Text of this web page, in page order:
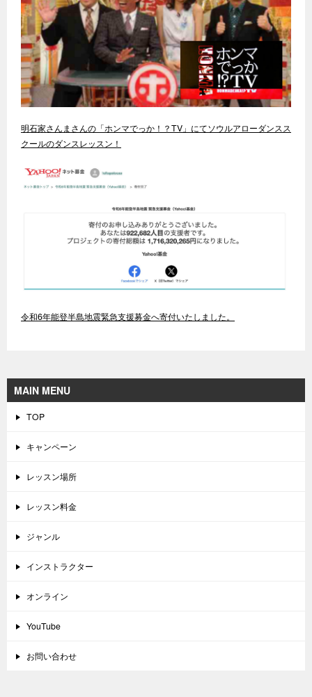
明石家さんまさんの「ホンマでっか！？TV」にてソウルアローダンスス
クールのダンスレッスン！
令和6年能登半島地震緊急支援募金へ寄付いたしました。
MAIN MENU
TOP
キャンペーン
レッスン場所
レッスン料金
ジャンル
インストラクター
オンライン
YouTube
お問い合わせ